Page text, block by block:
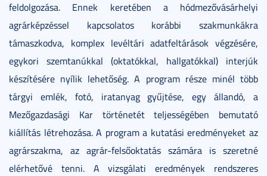
feldolgozása. Ennek keretében a hódmezővásárhelyi
agrárképzéssel kapcsolatos korábbi szakmunkákra
támaszkodva, komplex levéltári adatfeltárások végzésére,
egykori szemtanúkkal (oktatókkal, hallgatókkal) interjúk
készítésére nyílik lehetőség. A program része minél több
tárgyi emlék, fotó, iratanyag gyűjtése, egy állandó, a
Mezőgazdasági Kar történetét teljességében bemutató
kiállítás létrehozása. A program a kutatási eredményeket az
agrárszakma, az agrár-felsőoktatás számára is szeretné
elérhetővé tenni. A vizsgálati eredmények rendszeres